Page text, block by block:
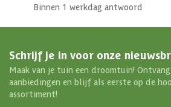
Binnen 1 werkdag antwoord
Schrijf je in voor onze
Maak van je tuin een droomtuin!
aanbiedingen en blijf als eerste op de
assortiment!